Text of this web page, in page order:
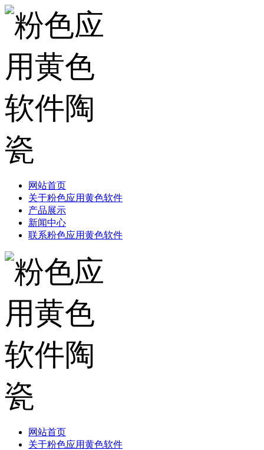
网站首页
关于粉色应用黄色软件
产品展示
新闻中心
联系粉色应用黄色软件
网站首页
关于粉色应用黄色软件